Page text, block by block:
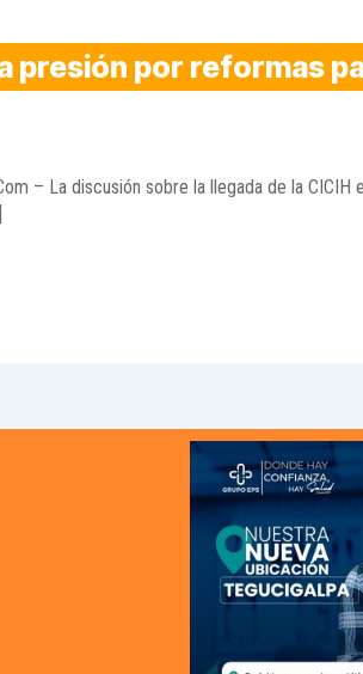
presión por reformas
– La discusión sobre la llegada de la CICIH